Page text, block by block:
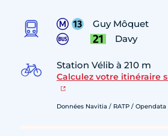
Guy Môquet
Davy
Station Vélib à 210 m
Calculez votre itinéraire
Données Navitia / RATP / Opendata